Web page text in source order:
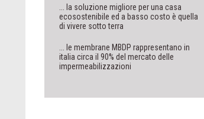
... la soluzione migliore per una casa
ecosostenibile ed a basso costo è quella
di vivere sotto terra
... le membrane MBDP rappresentano in
italia circa il 90% del mercato delle
impermeabilizzazioni